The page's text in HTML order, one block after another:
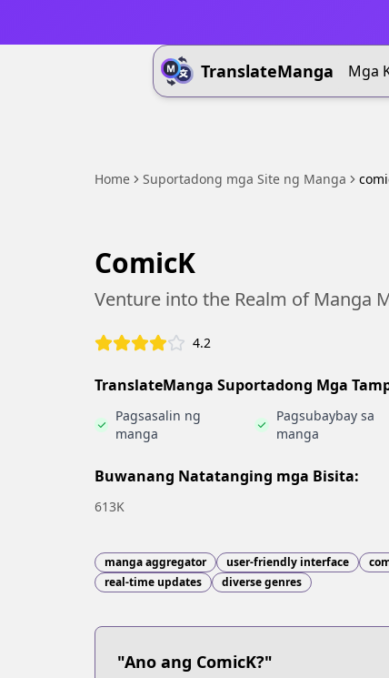
TranslateManga Mga
Home Suportadong mga Site ng Manga
ComicK
Venture into the Realm of Manga
4.2
TranslateManga Suportadong Mga
Pagsasalin ng
manga
Pagsubaybay sa
manga
Buwanang Natatanging mga Bisita:
613K
manga aggregator user-friendly interface
real-time updates
diverse genres
"Ano ang ComicK?"